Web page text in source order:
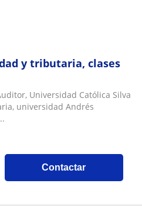
y tributaria, clases
Universidad Católica Silva
universidad Andrés
Contactar